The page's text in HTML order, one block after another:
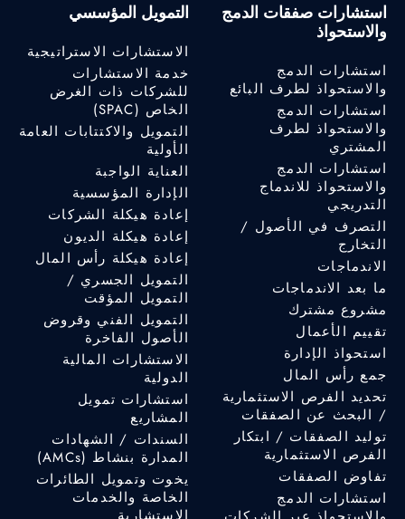
استشارات صفقات الدمج
والاستحواذ
استشارات الدمج
والاستحواذ لطرف البائع
استشارات الدمج
والاستحواذ لطرف
المشتري
استشارات الدمج
والاستحواذ للاندماج
التدريجي
التصرف في الأصول /
التخارج
الاندماجات
ما بعد الاندماجات
مشروع مشترك
تقييم الأعمال
استحواذ الإدارة
جمع رأس المال
تحديد الفرص الاستثمارية
/ البحث عن الصفقات
توليد الصفقات / ابتكار
الفرص الاستثمارية
تفاوض الصفقات
استشارات الدمج
التمويل المؤسسي
الاستشارات الاستراتيجية
خدمة الاستشارات
للشركات ذات الغرض
الخاص (SPAC)
التمويل والاكتتابات العامة
الأولية
العناية الواجبة
الإدارة المؤسسية
إعادة هيكلة الشركات
إعادة هيكلة الديون
إعادة هيكلة رأس المال
التمويل الجسري /
التمويل المؤقت
التمويل الفني وقروض
الأصول الفاخرة
الاستشارات المالية
الدولية
استشارات تمويل
المشاريع
السندات / الشهادات
المدارة بنشاط (AMCs)
يخوت وتمويل الطائرات
الخاصة والخدمات